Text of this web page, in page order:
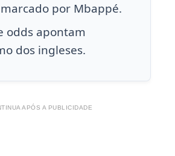
por Mbappé.
odds apontam
dos ingleses.
APÓS A PUBLICIDADE